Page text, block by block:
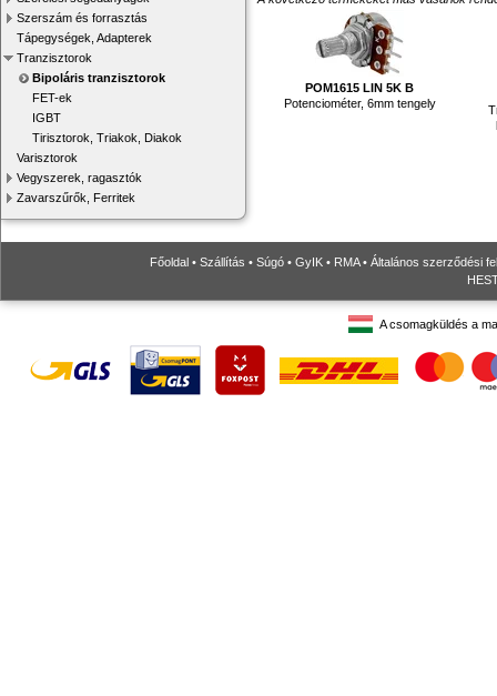
Szerszám és forrasztás
Tápegységek, Adapterek
Tranzisztorok
Bipoláris tranzisztorok
FET-ek
IGBT
Tirisztorok, Triakok, Diakok
Varisztorok
Vegyszerek, ragasztók
Zavarszűrők, Ferritek
POM1615 LIN 5K B
Potenciométer, 6mm tengely
Főoldal • Szállítás • Súgó • GyIK • RMA• Általános szerződési
A csomagküldés a